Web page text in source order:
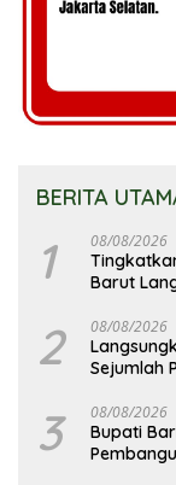
BERITA
1 08/08/2026
Barut
2 08/08/2026
Sejumlah
3 08/08/2026
Bupati